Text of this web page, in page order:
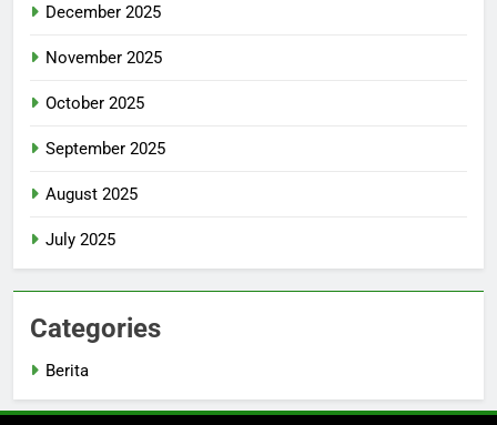
December 2025
November 2025
October 2025
September 2025
August 2025
July 2025
Categories
Berita